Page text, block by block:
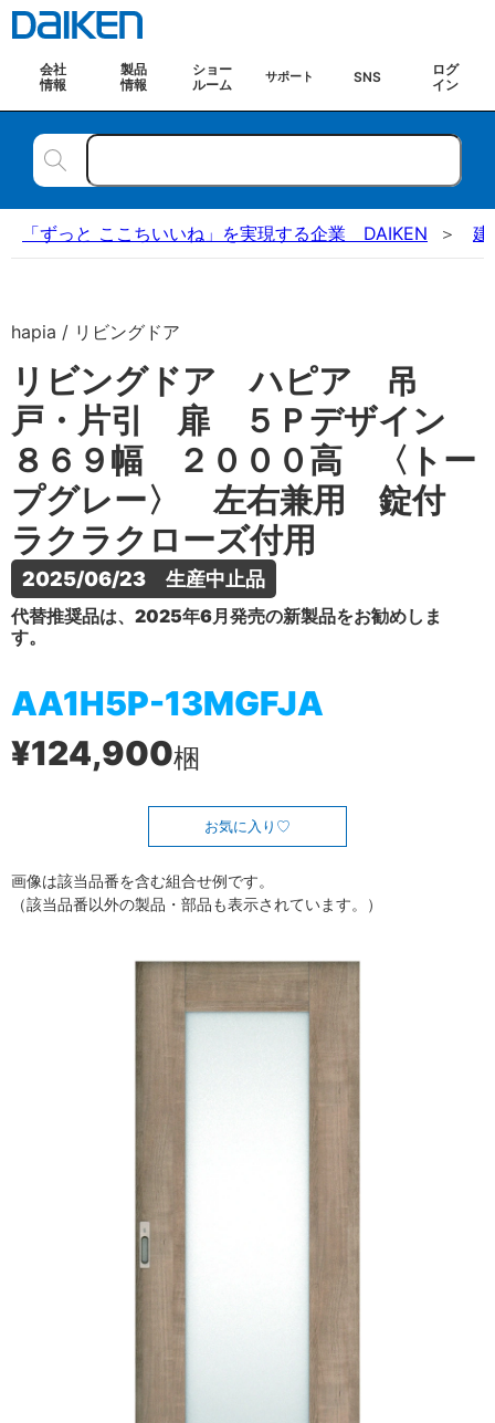
会社
情報
製品
情報
ショー
ルーム
サポート SNS
ログ
イン
「ずっと ここちいいね」を実現する企業 DAIKEN 建
hapia / リビングドア
リビングドア ハピア 吊
戸・片引 扉 ５Ｐデザイン
８６９幅 ２０００高 〈トー
プグレー〉 左右兼用 錠付
ラクラクローズ付用
2025/06/23　生産中止品
代替推奨品は、2025年6月発売の新製品をお勧めしま
す。
AA1H5P-13MGFJA
¥124,900梱
お気に入り
画像は該当品番を含む組合せ例です。
（該当品番以外の製品・部品も表示されています。）